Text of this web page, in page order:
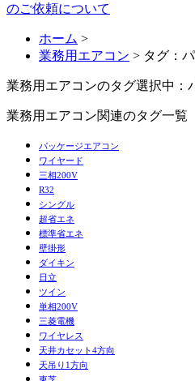
のご依頼について
ホーム >
業務用エアコン > タグ：
業務用エアコンのタグ選択中：
業務用エアコン関連のタグ一覧
パッケージエアコン
ワイヤード
三相200V
R32
シングル
超省エネ
標準省エネ
壁掛形
ダイキン
日立
ツイン
単相200V
三菱電機
ワイヤレス
天井カセット4方向
天吊り1方向